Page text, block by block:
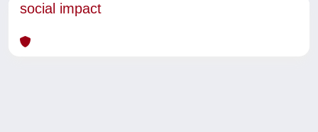
social impact